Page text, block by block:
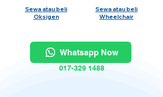
Sewa atau beli
Oksigen
Sewa atau beli
Wheelchair
Whatsapp Now
017-329 1488